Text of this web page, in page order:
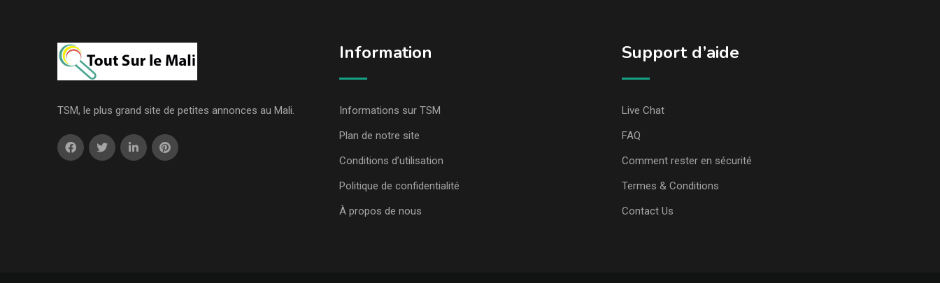
TSM, le plus grand site de petites annonces au Mali.
Information
Informations sur TSM
Plan de notre site
Conditions d’utilisation
Politique de confidentialité
À propos de nous
Support d’aide
Live Chat
FAQ
Comment rester en sécurité
Termes & Conditions
Contact Us